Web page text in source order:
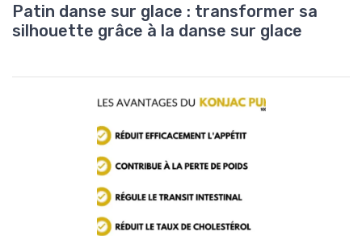
Patin danse sur glace : transformer sa
silhouette grâce à la danse sur glace